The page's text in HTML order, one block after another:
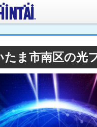
たま市南区の光